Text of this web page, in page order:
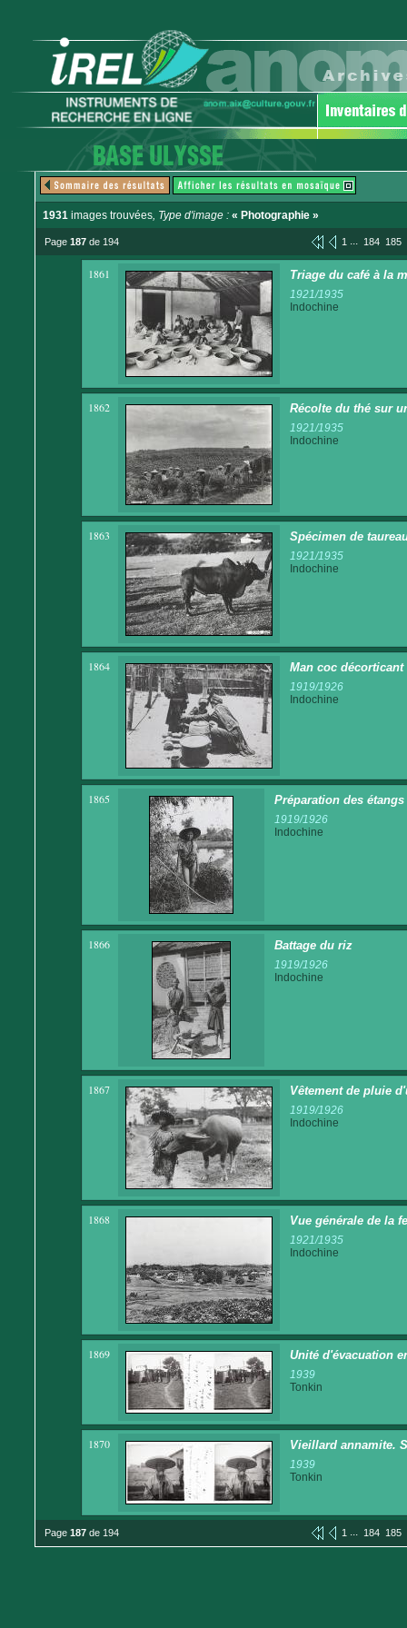
1931 images trouvées, Type d'image : « Photographie »
Page 187 de 194 1 ... 184 185
1861 Triage du café à la
1921/1935
Indochine
1862 Récolte du thé sur
1921/1935
Indochine
1863 Spécimen de
1921/1935
Indochine
1864 Man coc décorticant
1919/1926
Indochine
1865 Préparation des
1919/1926
Indochine
1866 Battage du riz
1919/1926
Indochine
1867 Vêtement de pluie
1919/1926
Indochine
1868 Vue générale de la
1921/1935
Indochine
1869 Unité d'évacuation
1939
Tonkin
1870 Vieillard annamite.
1939
Tonkin
Page 187 de 194 1 ... 184 185